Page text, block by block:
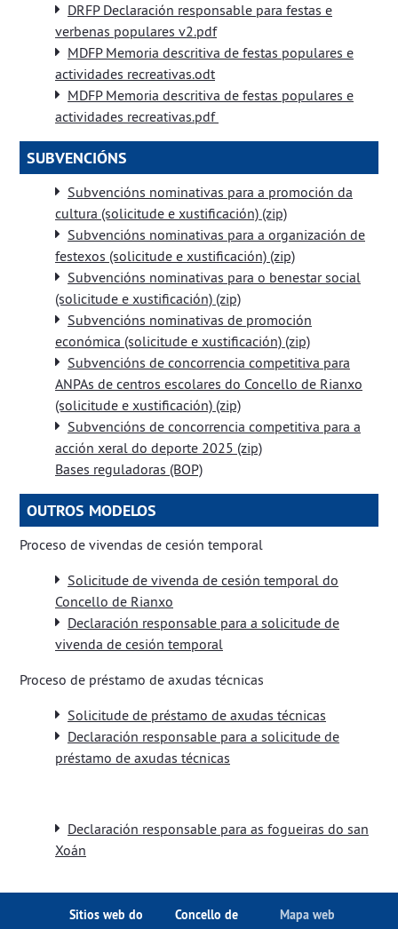
DRFP Declaración responsable para festas e
verbenas populares v2.pdf
MDFP Memoria descritiva de festas populares e
actividades recreativas.odt
MDFP Memoria descritiva de festas populares e
actividades recreativas.pdf
SUBVENCIÓNS
Subvencións nominativas para a promoción da
cultura (solicitude e xustificación) (zip)
Subvencións nominativas para a organización de
festexos (solicitude e xustificación) (zip)
Subvencións nominativas para o benestar social
(solicitude e xustificación) (zip)
Subvencións nominativas de promoción
económica (solicitude e xustificación) (zip)
Subvencións de concorrencia competitiva para
ANPAs de centros escolares do Concello de Rianxo
(solicitude e xustificación) (zip)
Subvencións de concorrencia competitiva para a
acción xeral do deporte 2025 (zip)
Bases reguladoras (BOP)
OUTROS MODELOS
Proceso de vivendas de cesión temporal
Solicitude de vivenda de cesión temporal do
Concello de Rianxo
​​​​​​​Declaración responsable para a solicitude de
vivenda de cesión temporal
Proceso de préstamo de axudas técnicas
Solicitude de préstamo de axudas técnicas
Declaración responsable para a solicitude de
préstamo de axudas técnicas
Declaración responsable para as fogueiras do san
Xoán
Sitios web do
Concello de
Mapa web